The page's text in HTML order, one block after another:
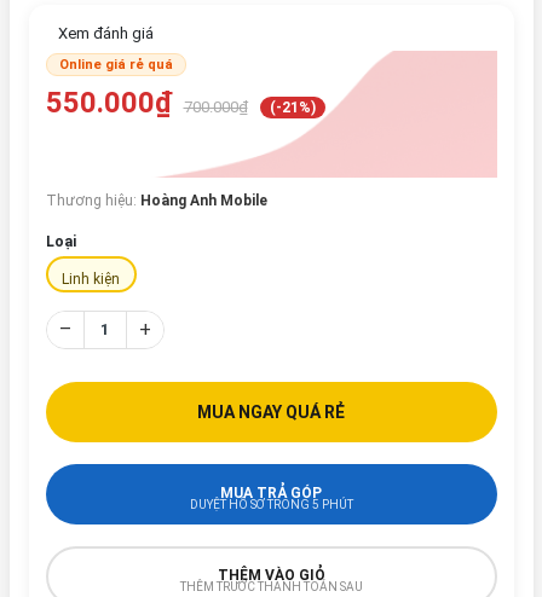
Xem đánh giá
Online giá rẻ quá
550.000₫ 700.000₫ (-21%)
Thương hiệu: Hoàng Anh Mobile
Loại
Linh kiện
– +
MUA NGAY QUÁ RẺ
MUA TRẢ GÓP
DUYỆT HỒ SƠ TRONG 5 PHÚT
THÊM VÀO GIỎ
THÊM TRƯỚC THANH TOÁN SAU